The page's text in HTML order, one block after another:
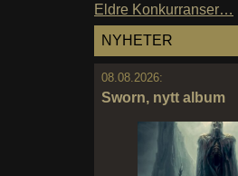
Eldre Konkurranser…
NYHETER
08.08.2026:
Sworn, nytt album